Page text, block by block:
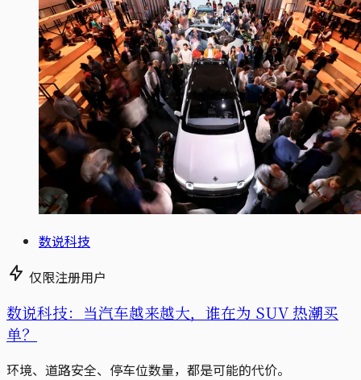
数说科技
仅限注册用户
数说科技：当汽车越来越大，谁在为 SUV 热潮买
单？
环境、道路安全、停车位数量，都是可能的代价。